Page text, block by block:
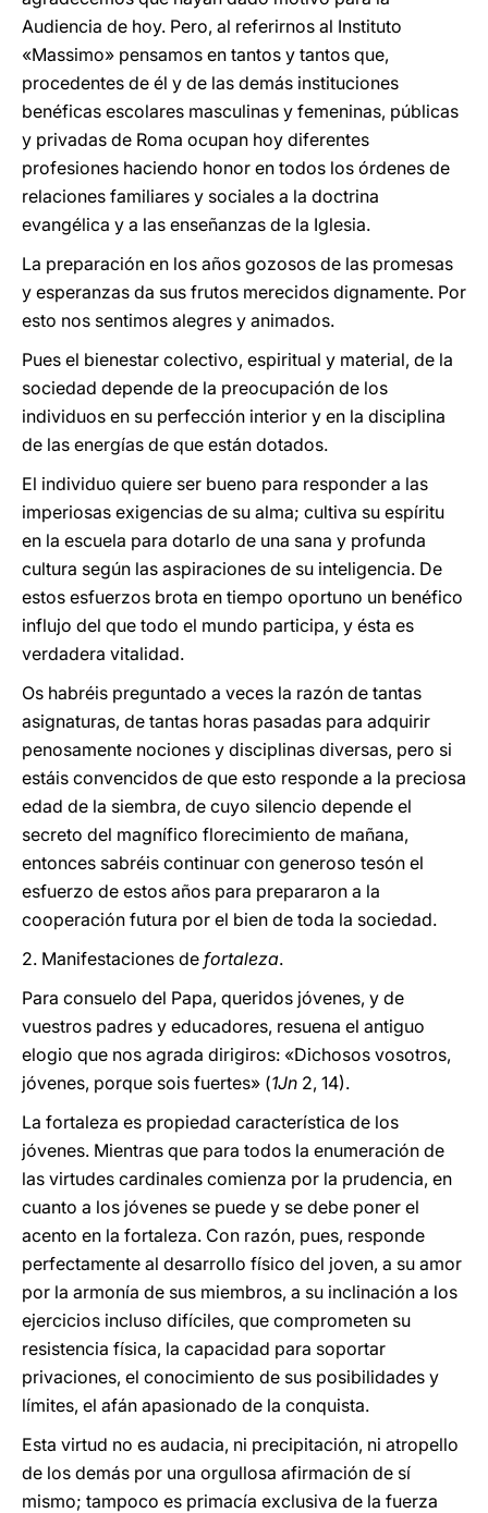
Audiencia de hoy. Pero, al referirnos al Instituto
«Massimo» pensamos en tantos y tantos que,
procedentes de él y de las demás instituciones
benéficas escolares masculinas y femeninas, públicas
y privadas de Roma ocupan hoy diferentes
profesiones haciendo honor en todos los órdenes de
relaciones familiares y sociales a la doctrina
evangélica y a las enseñanzas de la Iglesia.
La preparación en los años gozosos de las promesas
y esperanzas da sus frutos merecidos dignamente. Por
esto nos sentimos alegres y animados.
Pues el bienestar colectivo, espiritual y material, de la
sociedad depende de la preocupación de los
individuos en su perfección interior y en la disciplina
de las energías de que están dotados.
El individuo quiere ser bueno para responder a las
imperiosas exigencias de su alma; cultiva su espíritu
en la escuela para dotarlo de una sana y profunda
cultura según las aspiraciones de su inteligencia. De
estos esfuerzos brota en tiempo oportuno un benéfico
influjo del que todo el mundo participa, y ésta es
verdadera vitalidad.
Os habréis preguntado a veces la razón de tantas
asignaturas, de tantas horas pasadas para adquirir
penosamente nociones y disciplinas diversas, pero si
estáis convencidos de que esto responde a la preciosa
edad de la siembra, de cuyo silencio depende el
secreto del magnífico florecimiento de mañana,
entonces sabréis continuar con generoso tesón el
esfuerzo de estos años para prepararon a la
cooperación futura por el bien de toda la sociedad.
2. Manifestaciones de fortaleza.
Para consuelo del Papa, queridos jóvenes, y de
vuestros padres y educadores, resuena el antiguo
elogio que nos agrada dirigiros: «Dichosos vosotros,
jóvenes, porque sois fuertes» (1Jn 2, 14).
La fortaleza es propiedad característica de los
jóvenes. Mientras que para todos la enumeración de
las virtudes cardinales comienza por la prudencia, en
cuanto a los jóvenes se puede y se debe poner el
acento en la fortaleza. Con razón, pues, responde
perfectamente al desarrollo físico del joven, a su amor
por la armonía de sus miembros, a su inclinación a los
ejercicios incluso difíciles, que comprometen su
resistencia física, la capacidad para soportar
privaciones, el conocimiento de sus posibilidades y
límites, el afán apasionado de la conquista.
Esta virtud no es audacia, ni precipitación, ni atro­pello
de los demás por una orgullosa afirmación de sí
mismo; tampoco es primacía exclusiva de la fuer­za